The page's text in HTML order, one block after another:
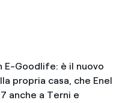
E-Goodlife: è il nuovo
propria casa, che Enel
anche a Terni e